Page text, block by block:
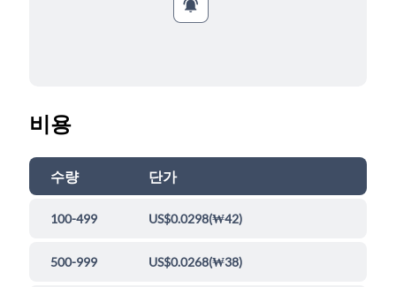
비용
수량 단가
100-499 US$0.0298(₩42)
500-999 US$0.0268(₩38)